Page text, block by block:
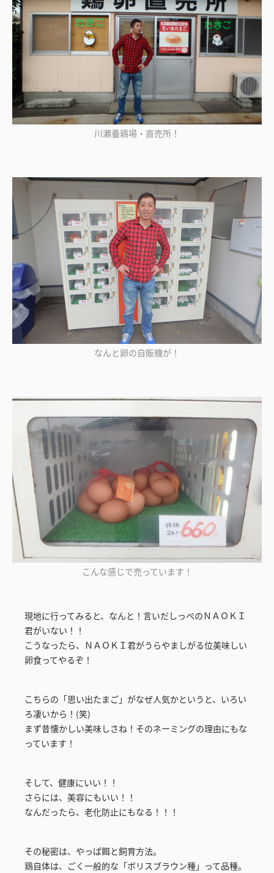
川瀬養鶏場・直売所！
なんと卵の自販機が！
こんな感じで売っています！
現地に行ってみると、なんと！言いだしっぺのＮＡＯＫＩ
君がいない！！
こうなったら、ＮＡＯＫＩ君がうらやましがる位美味しい
卵食ってやるぞ！
こちらの「思い出たまご」がなぜ人気かというと、いろい
ろ凄いから！(笑)
まず昔懐かしい美味しさね！そのネーミングの理由にもな
っています！
そして、健康にいい！！
さらには、美容にもいい！！
なんだったら、老化防止にもなる！！！
その秘密は、やっぱ餌と飼育方法。
鶏自体は、ごく一般的な「ボリスブラウン種」って品種。